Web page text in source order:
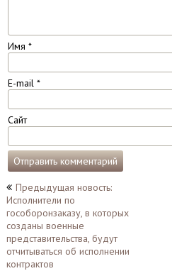
Имя *
E-mail *
Сайт
Навигация
по
записям
Предыдущая новость:
Исполнители по
гособоронзаказу, в которых
созданы военные
представительства, будут
отчитываться об исполнении
контрактов